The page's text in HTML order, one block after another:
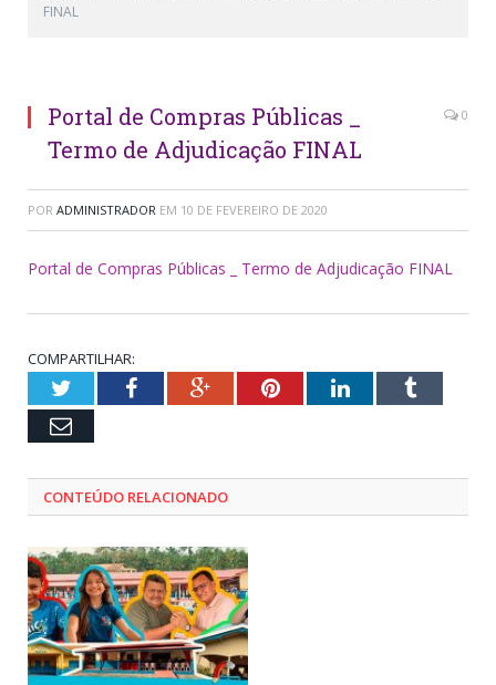
FINAL
Portal de Compras Públicas _
Termo de Adjudicação FINAL
0
POR ADMINISTRADOR EM 10 DE FEVEREIRO DE 2020
Portal de Compras Públicas _ Termo de Adjudicação FINAL
COMPARTILHAR:
TwitterFacebookGoogle+PinterestLinkedInTumblr
Email
CONTEÚDO RELACIONADO